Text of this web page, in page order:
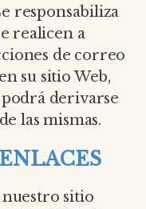
responsabiliza
realicen a
de correo
su sitio Web,
derivarse
las mismas.
nuestro sitio